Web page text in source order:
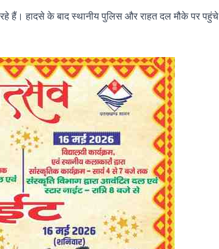
रहे हैं। हादसे के बाद स्थानीय पुलिस और राहत दल मौके पर